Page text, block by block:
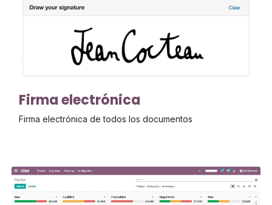
Firma electrónica
Firma electrónica de todos los documentos